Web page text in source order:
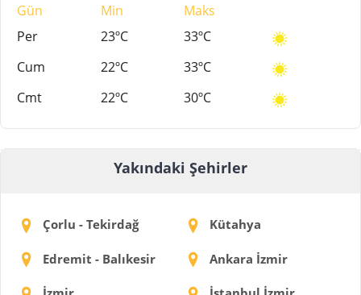
Gün Min
Maks
Per
23ºC
33ºC
Cum
22ºC
33ºC
Cmt
22ºC 30ºC
Yakındaki Şehirler
Çorlu - Tekirdağ Kütahya
Edremit - Balıkesir Ankara İzmir